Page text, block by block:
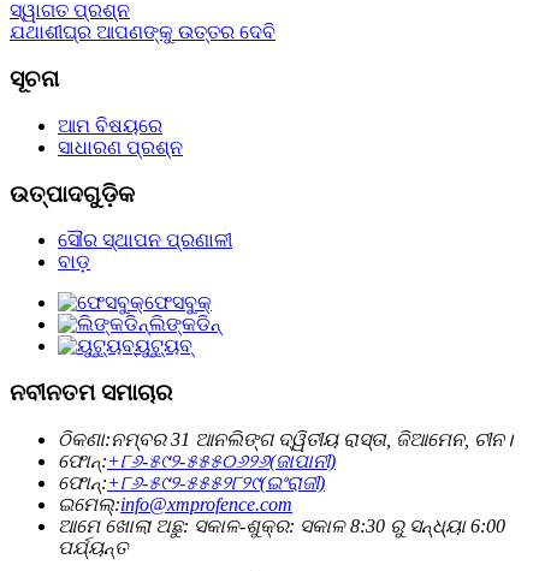
ସ୍ୱାଗତ ପ୍ରଶ୍ନ
ଯଥାଶୀଘ୍ର ଆପଣଙ୍କୁ ଉତ୍ତର ଦେବି
ସୂଚନା
ଆମ ବିଷୟରେ
ସାଧାରଣ ପ୍ରଶ୍ନ
ଉତ୍ପାଦଗୁଡ଼ିକ
ସୌର ସ୍ଥାପନ ପ୍ରଣାଳୀ
ବାଡ଼
ଫେସବୁକ୍
ଲିଙ୍କଡିନ୍
ୟୁଟ୍ୟୁବ୍
ନବୀନତମ ସମାଚାର
ଠିକଣା:ନମ୍ବର 31 ଆନଲିଙ୍ଗ ଦ୍ୱିତୀୟ ରାସ୍ତା, ଜିଆମେନ, ଚୀନ।
ଫୋନ୍:+୮୬-୫୯୨-୫୫୫୦୬୨୬(ଜାପାନୀ)
ଫୋନ୍:+୮୬-୫୯୨-୫୫୫୨୮୨୯(ଇଂରାଜୀ)
ଇମେଲ୍:info@xmprofence.com
ଆମେ ଖୋଲା ଅଛୁ: ସକାଳ-ଶୁକ୍ର: ସକାଳ 8:30 ରୁ ସନ୍ଧ୍ୟା 6:00
ପର୍ଯ୍ୟନ୍ତ